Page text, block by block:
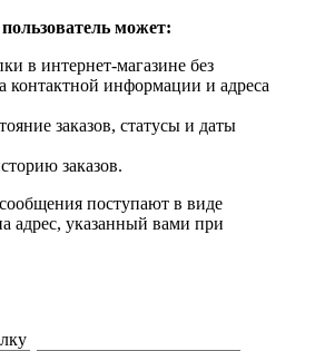
может:
в интернет-магазине без
контактной информации и адреса
заказов, статусы и даты
заказов.
поступают в виде
адрес, указанный вами при